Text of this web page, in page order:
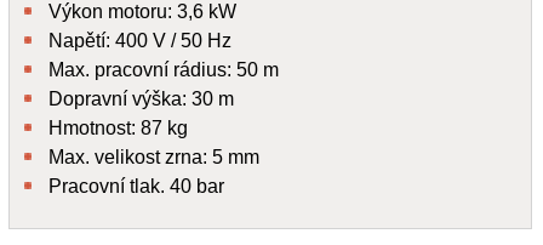
Výkon motoru: 3,6 kW
Napětí: 400 V / 50 Hz
Max. pracovní rádius: 50 m
Dopravní výška: 30 m
Hmotnost: 87 kg
Max. velikost zrna: 5 mm
Pracovní tlak. 40 bar